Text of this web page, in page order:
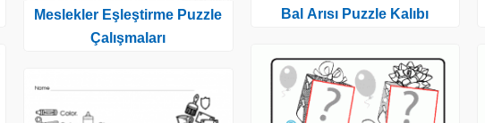
Meslekler Eşleştirme Puzzle
Çalışmaları
Bal Arısı Puzzle Kalıbı